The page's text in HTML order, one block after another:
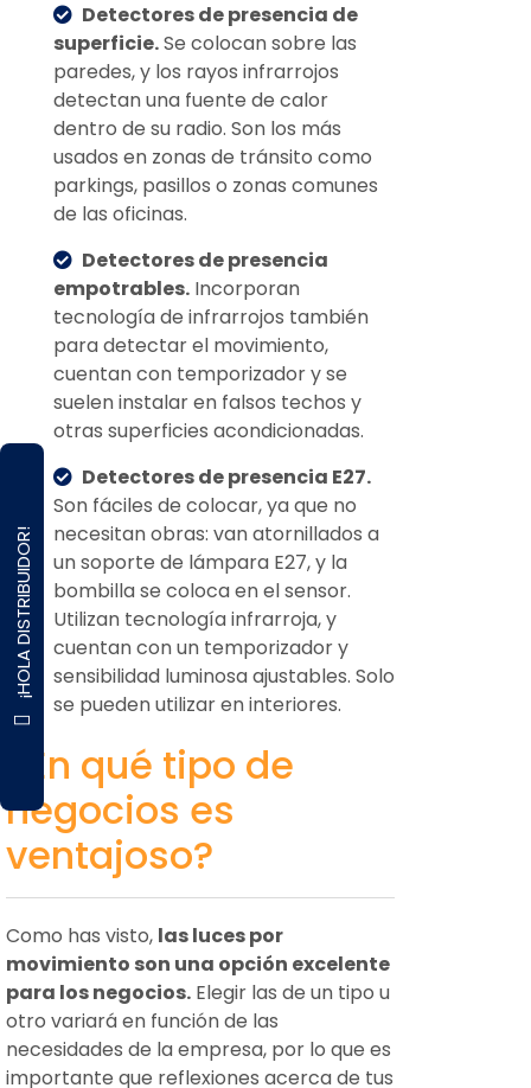
¡HOLA DISTRIBUIDOR!
Detectores de presencia de
superficie.Se colocan sobre las
paredes, y los rayos infrarrojos
detectan una fuente de calor
dentro de su radio. Son los más
usados en zonas de tránsito como
parkings, pasillos o zonas comunes
de las oficinas.
Detectores de presencia
empotrables. Incorporan
tecnología de infrarrojos también
para detectar el movimiento,
cuentan con temporizador y se
suelen instalar en falsos techos y
otras superficies acondicionadas.
Detectores de presencia E27.
Son fáciles de colocar, ya que no
necesitan obras: van atornillados a
un soporte de lámpara E27, y la
bombilla se coloca en el sensor.
Utilizan tecnología infrarroja, y
cuentan con un temporizador y
sensibilidad luminosa ajustables. Solo
se pueden utilizar en interiores.
¿En qué tipo de
negocios es
ventajoso?
Como has visto, las luces por
movimiento son una opción excelente
para los negocios. Elegir las de un tipo u
otro variará en función de las
necesidades de la empresa, por lo que es
importante que reflexiones acerca de tus